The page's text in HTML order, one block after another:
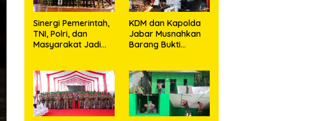
Sinergi Pemerintah,
TNI, Polri, dan
Masyarakat Jadi
Kondusif
KDM dan Kapolda
Jabar Musnahkan
Barang Bukti
Brong dan
Tramadol